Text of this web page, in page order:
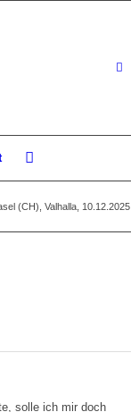
(CH), Valhalla, 10.12.2025
solle ich mir doch